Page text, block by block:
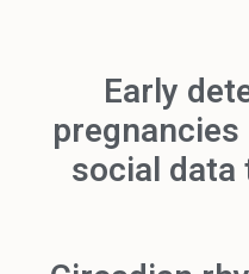
Early
social